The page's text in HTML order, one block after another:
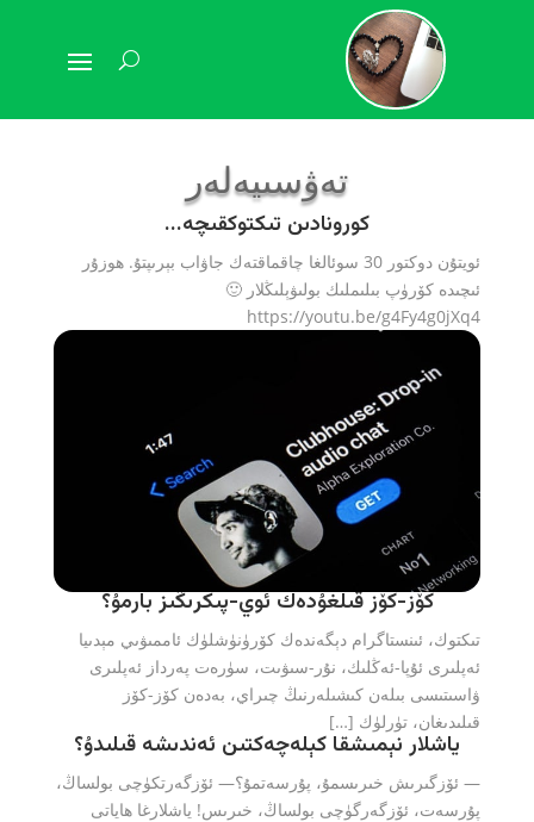
تەۋسىيەلەر
كورونادىن تىكتوكقىچە...
ئويتۇن دوكتور 30 سوئالغا چاقماقتەك جاۋاب بېرىپتۇ. ھوزۇر
ئىچىدە كۆرۈپ بىلىملىك بولىۋېلىڭلار 🙂
https://youtu.be/g4Fy4g0jXq4
كۆز-كۆز قىلغۇدەك ئوي-پىكرىڭىز بارمۇ؟
تىكتوك، ئىنستاگرام دېگەندەك كۆرۈنۈشلۈك ئاممىۋىي مېدىيا
ئەپلىرى ئۇپا-ئەڭلىك، نۇر-سىۋىت، سۈرەت پەرداز ئەپلىرى
ۋاسىتىسى بىلەن كىشىلەرنىڭ چىراي، بەدەن كۆز-كۆز
قىلىدىغان، تۈرلۈك […]
ياشلار نېمىشقا كېلەچەكتىن ئەندىشە قىلىدۇ؟
— ئۆزگىرىش خىرىسمۇ، پۇرسەتمۇ؟— ئۆزگەرتكۈچى بولساڭ،
پۇرسەت، ئۆزگەرگۈچى بولساڭ، خىرىس! ياشلارغا ھاياتى